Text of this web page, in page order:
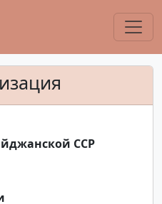
ССР